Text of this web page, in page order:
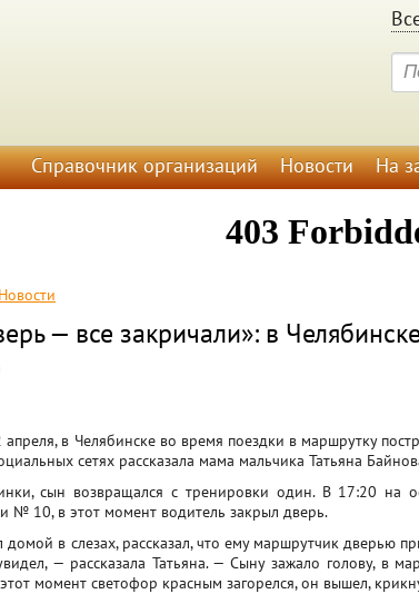
Справочник организаций Новости На
Новости
— все закричали»: в
апреля, в Челябинске во время поездки в маршрутку
сетях рассказала мама мальчика Татьяна
сын возвращался с тренировки один. В 17:20 на
№ 10, в этот момент водитель закрыл дверь.
в слезах, рассказал, что ему маршрутчик дверью
— рассказала Татьяна. — Сыну зажало голову, в
момент светофор красным загорелся, он вышел,